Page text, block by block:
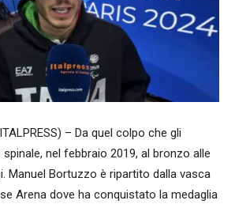
– Da quel colpo che gli
nel febbraio 2019, al bronzo alle
Manuel Bortuzzo è ripartito dalla vasca
Arena dove ha conquistato la medaglia